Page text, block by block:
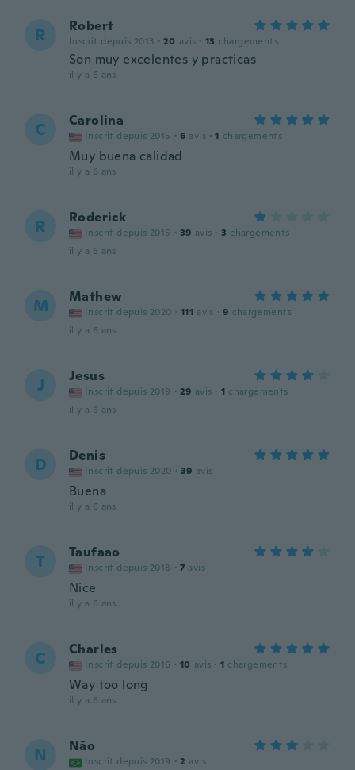
R Robert
Inscrit depuis 2013 · 20 avis · 13 chargements
Son muy excelentes y practicas
il y a 6 ans
C Carolina
Inscrit depuis 2015 · 6 avis · 1 chargements
Muy buena calidad
il y a 6 ans
R Roderick
Inscrit depuis 2015 · 39 avis · 3 chargements
il y a 6 ans
M Mathew
Inscrit depuis 2020 · 111 avis · 9 chargements
il y a 6 ans
J Jesus
Inscrit depuis 2019 · 29 avis · 1 chargements
il y a 6 ans
D Denis
Inscrit depuis 2020 · 39 avis
Buena
il y a 6 ans
T Taufaao
Inscrit depuis 2018 · 7 avis
Nice
il y a 6 ans
C Charles
Inscrit depuis 2016 · 10 avis · 1 chargements
Way too long
il y a 6 ans
N Não
Inscrit depuis 2019 · 2 avis